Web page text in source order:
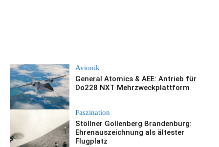
Avionik
General Atomics & AEE: Antrieb für
Do228 NXT Mehrzweckplattform
Faszination
Stöllner Gollenberg Brandenburg:
Ehrenauszeichnung als ältester
Flugplatz